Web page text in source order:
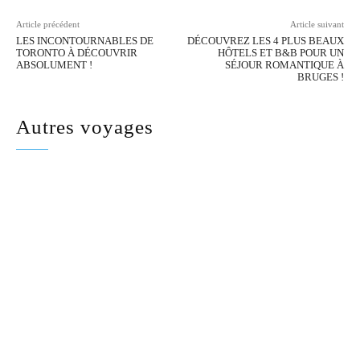
Article précédent
LES INCONTOURNABLES DE
TORONTO À DÉCOUVRIR
ABSOLUMENT !
Article suivant
DÉCOUVREZ LES 4 PLUS BEAUX
HÔTELS ET B&B POUR UN
SÉJOUR ROMANTIQUE À
BRUGES !
Autres voyages